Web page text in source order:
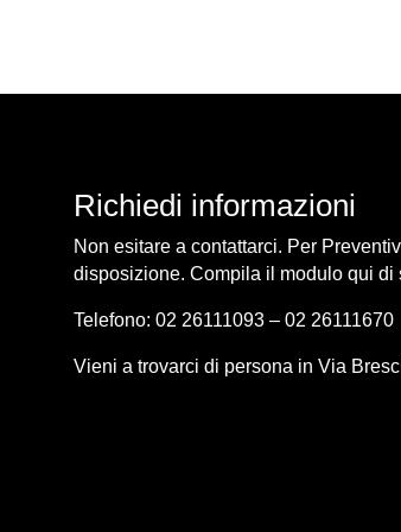
Richiedi informazioni
Non esitare a contattarci. Per
disposizione. Compila il modulo qui di
Telefono: 02 26111093 – 02 26111670
Vieni a trovarci di persona in Via